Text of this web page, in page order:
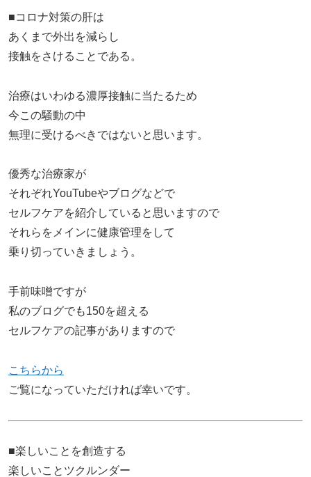
■コロナ対策の肝は
あくまで外出を減らし
接触をさけることである。
治療はいわゆる濃厚接触に当たるため
今この騒動の中
無理に受けるべきではないと思います。
優秀な治療家が
それぞれYouTubeやブログなどで
セルフケアを紹介していると思いますので
それらをメインに健康管理をして
乗り切っていきましょう。
手前味噌ですが
私のブログでも150を超える
セルフケアの記事がありますので
こちらから
ご覧になっていただければ幸いです。
■楽しいことを創造する
楽しいことツクルンダー